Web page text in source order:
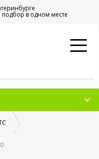
в одном месте